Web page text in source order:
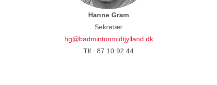
Hanne Gram
Sekretær
hg@badmintonmidtjylland.dk
Tlf.: 87 10 92 44